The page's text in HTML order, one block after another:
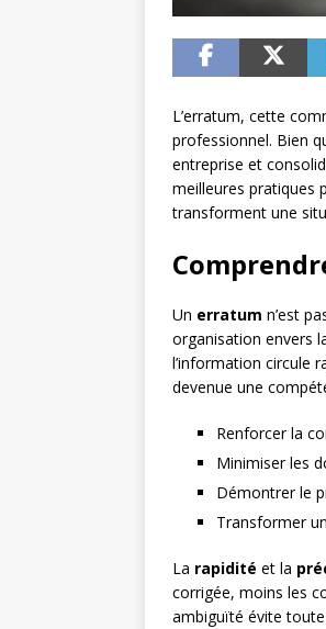
L’erratum, cette
professionnel. Bien
entreprise et
meilleures pratiques
transforment une
Un erratum n’est
organisation envers
l’information circule
devenue une
Renforcer la
Minimiser les
Démontrer le
Transformer
La rapidité et la
corrigée, moins les
ambiguïté évite